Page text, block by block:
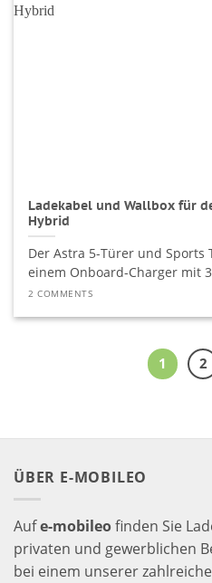
Ladekabel und Wallbox für
Hybrid
Der Astra 5-Türer und
einem Onboard-Charger mit
2 COMMENTS
1 2
ÜBER E-MOBILEO
Aufe-mobileofinden Sie
privaten und gewerblichen
bei einem unserer